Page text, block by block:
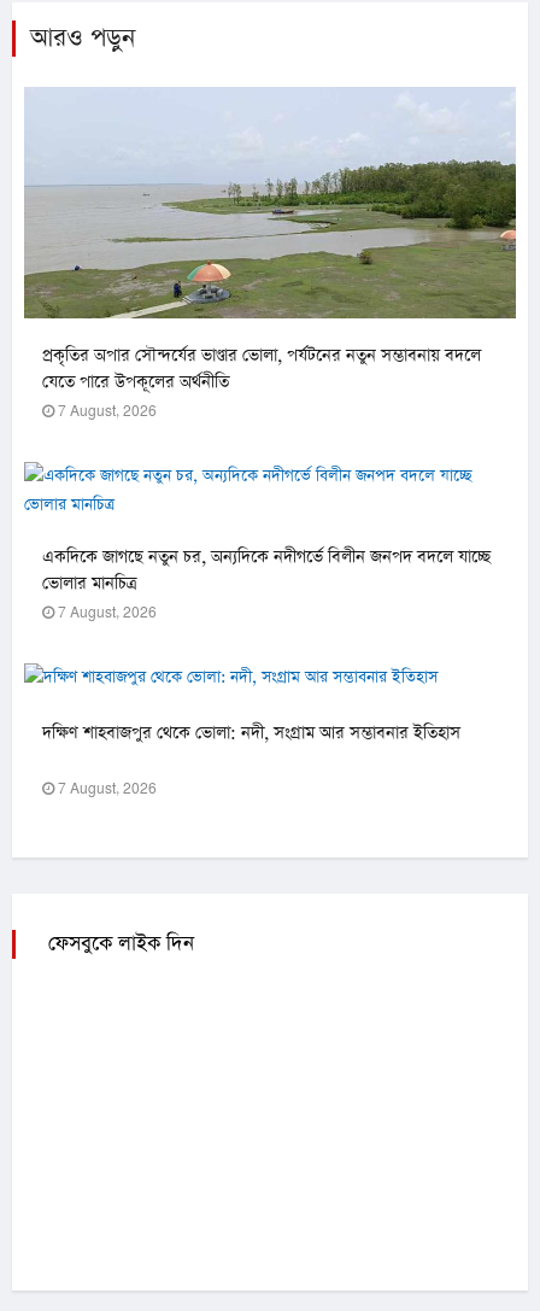
আরও পড়ুন
প্রকৃতির অপার সৌন্দর্যের ভাণ্ডার ভোলা, পর্যটনের নতুন সম্ভাবনায় বদলে
যেতে পারে উপকূলের অর্থনীতি
7 August, 2026
একদিকে জাগছে নতুন চর, অন্যদিকে নদীগর্ভে বিলীন জনপদ বদলে যাচ্ছে
ভোলার মানচিত্র
7 August, 2026
দক্ষিণ শাহবাজপুর থেকে ভোলা: নদী, সংগ্রাম আর সম্ভাবনার ইতিহাস
7 August, 2026
ফেসবুকে লাইক দিন